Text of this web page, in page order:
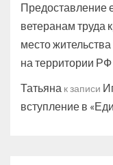
Предоставление
ветеранам труда
место
на территории РФ
Татьяна к записи
вступление в